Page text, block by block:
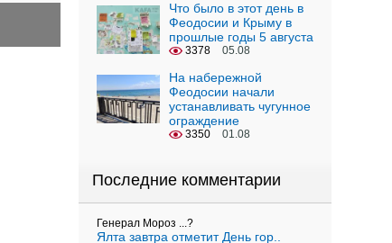
Что было в этот день в
Феодосии и Крыму в
прошлые годы 5 августа
3378 05.08
На набережной
Феодосии начали
устанавливать чугунное
ограждение
3350 01.08
Последние комментарии
Генерал Мороз ...?
Ялта завтра отметит День гор..